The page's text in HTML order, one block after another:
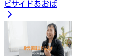
ビサイドあおば